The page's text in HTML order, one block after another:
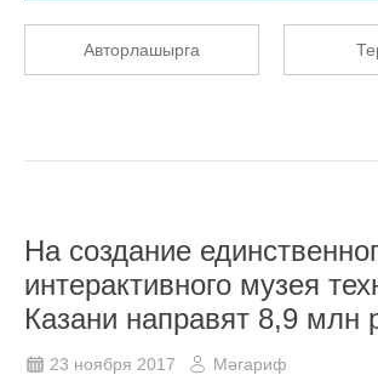
Авторлашырга
На создание
интерактивного музея
Казани направят 8,9 млн
23 ноября 2017 Мәгариф